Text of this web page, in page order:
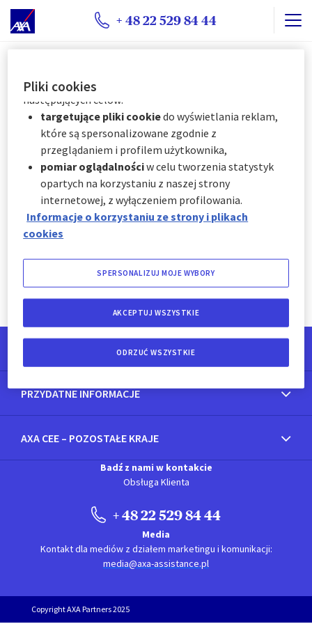
+ 48 22 529 84 44
Ta karta cyfrowa
nie jest już
dostępna.
PRZYDATNE INFORMACJE
AXA CEE – POZOSTAŁE KRAJE
Badź z nami w kontakcie
Obsługa Klienta
+ 48 22 529 84 44
Media
Kontakt dla mediów z działem marketingu i komunikacji:
media@axa-assistance.pl
Copyright AXA Partners 2025
Pliki cookies
w dowolnym momencie, klikając " Centrum
preferencji plików cookie
AXA Partners wykorzystuje pliki cookie do
następujących celów:
targetujące pliki cookiedo wyświetlania reklam,
które są spersonalizowane zgodnie z
przeglądaniem i profilem użytkownika,
pomiar oglądalnościw celu tworzenia statystyk
opartych na korzystaniu z naszej strony
internetowej, z wyłączeniem profilowania.
Informacje o korzystaniu ze strony i plikach
cookies
SPERSONALIZUJ MOJE WYBORY
ODRZUĆ WSZYSTKIE
AKCEPTUJ WSZYSTKIE